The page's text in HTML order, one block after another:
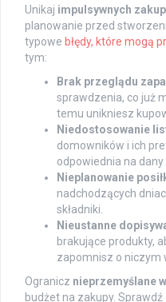
Unikaj impulsywnych
planowanie przed
typowe błędy, które mogą
tym:
Brak przeglądu
sprawdzenia, co już
temu unikniesz
Niedostosowanie
domowników i ich
odpowiednia na dany
Nieplanowanie
nadchodzących
składniki.
Nieustanne
brakujące produkty,
zapomnisz o niczym
Ogranicz nieprzemyślane
budżet na zakupy.